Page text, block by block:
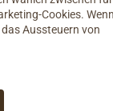
in
der
Cookies. Wenn
Aussteuern von